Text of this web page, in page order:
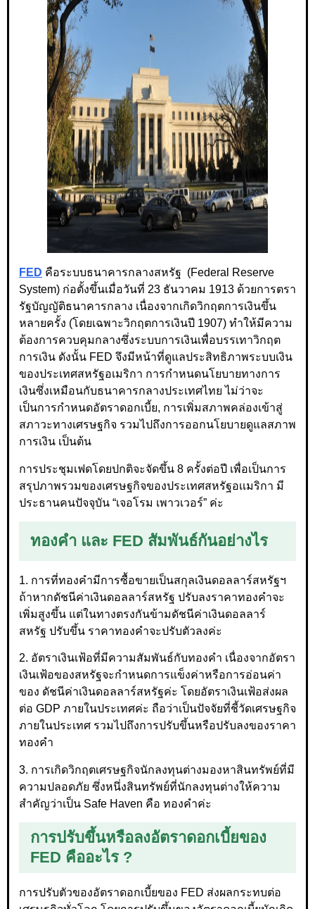
FED คือระบบธนาคารกลางสหรัฐ (Federal Reserve
System) ก่อตั้งขึ้นเมื่อวันที่ 23 ธันวาคม 1913 ด้วยการตรา
รัฐบัญญัติธนาคารกลาง เนื่องจากเกิดวิกฤตการเงินขึ้น
หลายครั้ง (โดยเฉพาะวิกฤตการเงินปี 1907) ทำให้มีความ
ต้องการควบคุมกลางซึ่งระบบการเงินเพื่อบรรเทาวิกฤต
การเงิน ดังนั้น FED จึงมีหน้าที่ดูแลประสิทธิภาพระบบเงิน
ของประเทศสหรัฐอเมริกา การกำหนดนโยบายทางการ
เงินซึ่งเหมือนกับธนาคารกลางประเทศไทย ไม่ว่าจะ
เป็นการกำหนดอัตราดอกเบี้ย, การเพิ่มสภาพคล่องเข้าสู่
สภาวะทางเศรษฐกิจ รวมไปถึงการออกนโยบายดูแลสภาพ
การเงิน เป็นต้น
การประชุมเฟดโดยปกติจะจัดขึ้น 8 ครั้งต่อปี เพื่อเป็นการ
สรุปภาพรวมของเศรษฐกิจของประเทศสหรัฐอเเมริกา มี
ประธานคนปัจจุบัน “เจอโรม เพาวเวอร์” ค่ะ
ทองคำ และ FED สัมพันธ์กันอย่างไร
1. การที่ทองคำมีการซื้อขายเป็นสกุลเงินดอลลาร์สหรัฐฯ
ถ้าหากดัชนีค่าเงินดอลลาร์สหรัฐ ปรับลงราคาทองคำจะ
เพิ่มสูงขึ้น แต่ในทางตรงกันข้ามดัชนีค่าเงินดอลลาร์
สหรัฐ ปรับขึ้น ราคาทองคำจะปรับตัวลงค่ะ
2. อัตราเงินเฟ้อที่มีความสัมพันธ์กับทองคำ เนื่องจากอัตรา
เงินเฟ้อของสหรัฐจะกำหนดการแข็งค่าหรือการอ่อนค่า
ของ ดัชนีค่าเงินดอลลาร์สหรัฐค่ะ โดยอัตราเงินเฟ้อส่งผล
ต่อ GDP ภายในประเทศค่ะ ถือว่าเป็นปัจจัยที่ชี้วัดเศรษฐกิจ
ภายในประเทศ รวมไปถึงการปรับขึ้นหรือปรับลงของราคา
ทองคำ
3. การเกิดวิกฤตเศรษฐกิจนักลงทุนต่างมองหาสินทรัพย์ที่มี
ความปลอดภัย ซึ่งหนึ่งสินทรัพย์ที่นักลงทุนต่างให้ความ
สำคัญว่าเป็น Safe Haven คือ ทองคำค่ะ
การปรับขึ้นหรือลงอัตราดอกเบี้ยของ
FED คืออะไร ?
การปรับตัวของอัตราดอกเบี้ยของ FED ส่งผลกระทบต่อ